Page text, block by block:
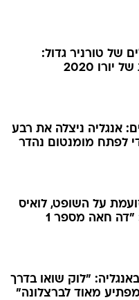
של טורניר גדול:
2020
אנגליה ניצלה את רבע
לפתח מומנטום נהדר
על השופט, לואיס
אנריקה: "דה חאה מספר 1
באנגליה: "לוק שואו בדרך
מאוד לברצלונה"